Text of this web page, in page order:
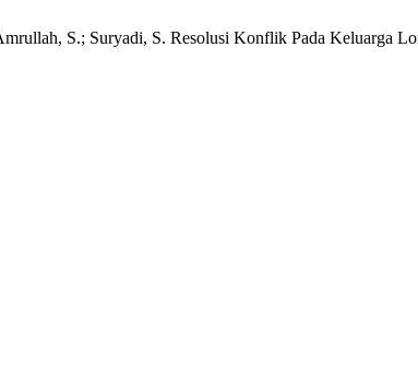
S.; Suryadi, S. Resolusi Konflik Pada Keluarga